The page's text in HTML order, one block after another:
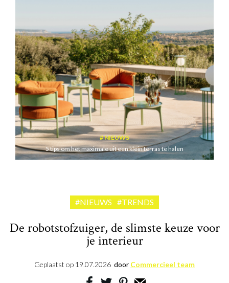
NIEUWS
5 tips om het maximale uit een klein terras te halen
#NIEUWS #TRENDS
De robotstofzuiger, de slimste keuze voor
je interieur
Geplaatst op 19.07.2026 door Commercieel team